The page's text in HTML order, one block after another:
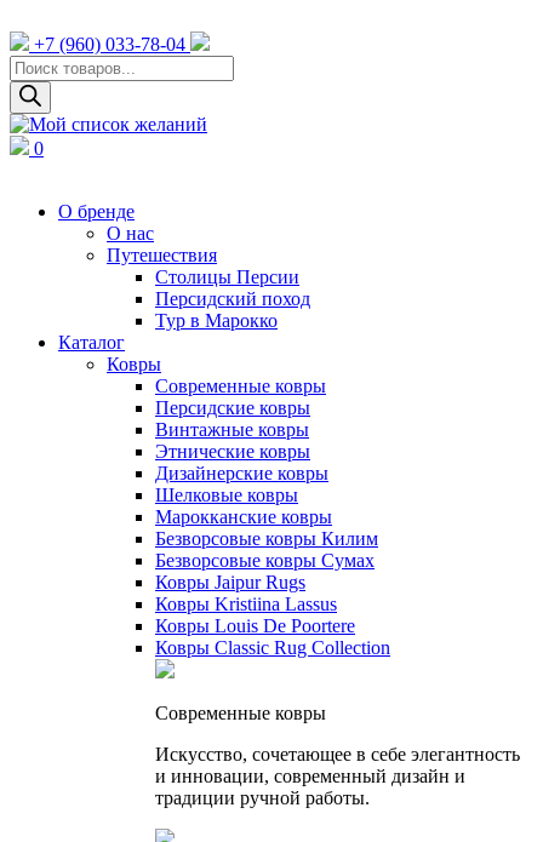
+7 (960) 033-78-04
Поиск
товаров
0
О бренде
О нас
Путешествия
Столицы Персии
Персидский поход
Тур в Марокко
Каталог
Ковры
Cовременные ковры
Персидские ковры
Винтажные ковры
Этнические ковры
Дизайнерские ковры
Шелковые ковры
Марокканские ковры
Безворсовые ковры Килим
Безворсовые ковры Сумах
Ковры Jaipur Rugs
Ковры Kristiina Lassus
Ковры Louis De Poortere
Ковры Classic Rug Collection
Cовременные ковры
Искусство, сочетающее в себе элегантность
и инновации, современный дизайн и
традиции ручной работы.